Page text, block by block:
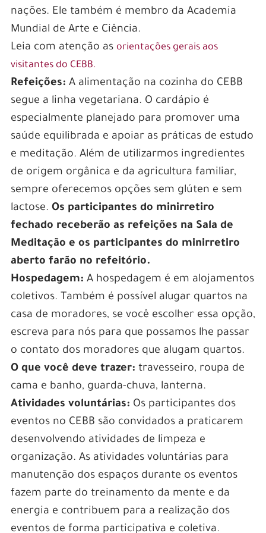
y la ruleta, los jugadores peruanos encontrarán
una variedad de opciones para satisfacer sus
gustos y preferencias. Además, el casino
donde los jugadores pueden disfrutar de la
emoción de jugar contra crupieres reales desde
la comodidad de su hogar.
Además de su amplia selección de juegos, Pin Up
Casino se destaca por su enfoque en la
seguridad y confiabilidad. El sitio web utiliza
tecnología de encriptación de última
generación para proteger la información
personal y financiera de los jugadores,
garantizando así una experiencia de juego
segura y protegida. Además, el casino cuenta
con licencia y regulación, lo que brinda a los
jugadores la tranquilidad de saber que están
jugando en un entorno legal y confiable.
Por último, pero no menos importante, Pin Up
Casino ofrece atractivas promociones y
bonificaciones para los jugadores peruanos.
Desde bonos de bienvenida hasta promociones
semanales y torneos emocionantes, los
jugadores tienen la oportunidad de aumentar
sus ganancias y disfrutar de una experiencia de
juego aún más gratificante. Con un servicio de
atención al cliente disponible las 24 horas del
día, los 7 días de la semana, los jugadores
pueden estar seguros de que recibirán
asistencia profesional y amigable en caso de
nações. Ele também é membro da Academia
Mundial de Arte e Ciência.
Leia com atenção as orientações gerais aos
visitantes do CEBB.
Refeições: A alimentação na cozinha do CEBB
segue a linha vegetariana. O cardápio é
especialmente planejado para promover uma
saúde equilibrada e apoiar as práticas de estudo
e meditação. Além de utilizarmos ingredientes
de origem orgânica e da agricultura familiar,
sempre oferecemos opções sem glúten e sem
lactose. Os participantes do minirretiro
fechado receberão as refeições na Sala de
Meditação e os participantes do minirretiro
aberto farão no refeitório.
Hospedagem: A hospedagem é em alojamentos
coletivos. Também é possível alugar quartos na
casa de moradores, se você escolher essa opção,
escreva para nós para que possamos lhe passar
o contato dos moradores que alugam quartos.
O que você deve trazer: travesseiro, roupa de
cama e banho, guarda-chuva, lanterna.
Atividades voluntárias: Os participantes dos
eventos no CEBB são convidados a praticarem
desenvolvendo atividades de limpeza e
organização. As atividades voluntárias para
manutenção dos espaços durante os eventos
fazem parte do treinamento da mente e da
energia e contribuem para a realização dos
eventos de forma participativa e coletiva.